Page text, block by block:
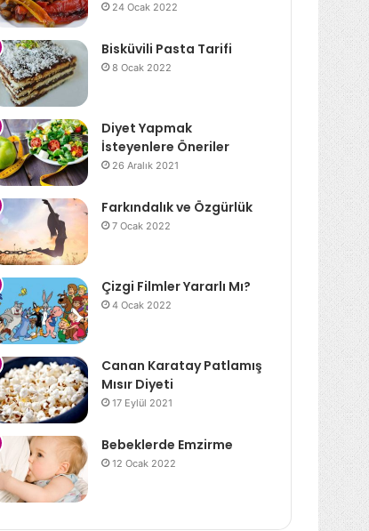
24 Ocak 2022
Bisküvili Pasta Tarifi
8 Ocak 2022
Diyet Yapmak
İsteyenlere Öneriler
26 Aralık 2021
Farkındalık ve Özgürlük
7 Ocak 2022
Çizgi Filmler Yararlı Mı?
4 Ocak 2022
Canan Karatay Patlamış
Mısır Diyeti
17 Eylül 2021
Bebeklerde Emzirme
12 Ocak 2022